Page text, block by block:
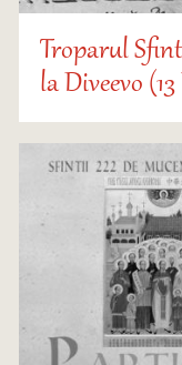
Troparul
la Diveevo